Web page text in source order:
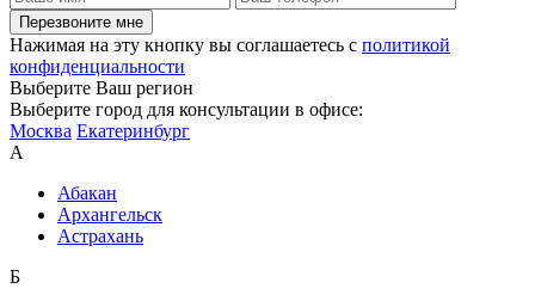
Перезвоните мне
Нажимая на эту кнопку вы соглашаетесь c политикой
конфиденциальности
Выберите Ваш регион
Выберите город для консультации в офисе:
Москва Екатеринбург
А
Абакан
Архангельск
Астрахань
Б